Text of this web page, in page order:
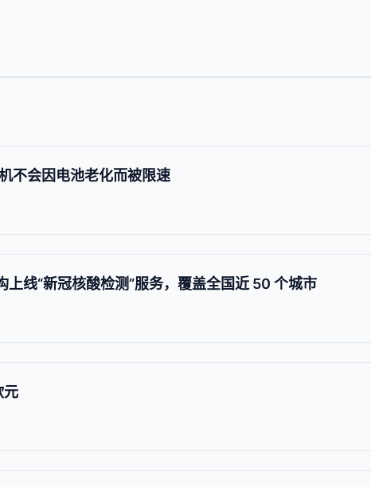
不会因电池老化而被限速
上线“新冠核酸检测”服务，覆盖全国近 50 个城市
元